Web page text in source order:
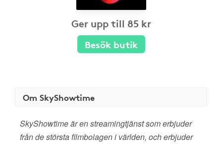
Ger upp till 85 kr
Besök butik
Om SkyShowtime
SkyShowtime är en streamingtjänst som erbjuder
från de största filmbolagen i världen, och erbjuder